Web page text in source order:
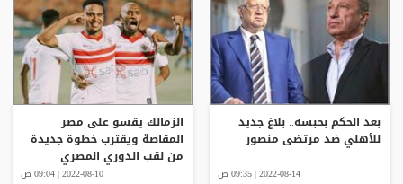
بعد الحكم بحبسه.. بلاغ جديد
للأهلي ضد مرتضى منصور
2022-08-14 | 09:35 ص
الزمالك يقسو على مصر
المقاصة ويقترب خطوة جديدة
من لقب الدوري المصري
2022-08-10 | 09:04 ص